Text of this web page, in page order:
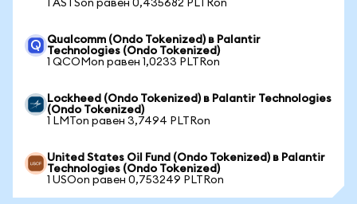
1 ASTSon равен 0,435682 PLTRon
Qualcomm (Ondo Tokenized) в Palantir
Technologies (Ondo Tokenized)
1 QCOMon равен 1,0233 PLTRon
Lockheed (Ondo Tokenized) в Palantir Technologies
(Ondo Tokenized)
1 LMTon равен 3,7494 PLTRon
United States Oil Fund (Ondo Tokenized) в Palantir
Technologies (Ondo Tokenized)
1 USOon равен 0,753249 PLTRon